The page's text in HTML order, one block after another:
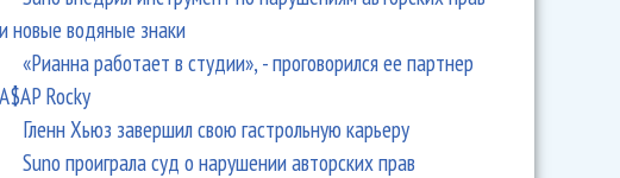
и новые водяные знаки
«Рианна работает в студии», - проговорился ее партнер
A$AP Rocky
Гленн Хьюз завершил свою гастрольную карьеру
Suno проиграла суд о нарушении авторских прав